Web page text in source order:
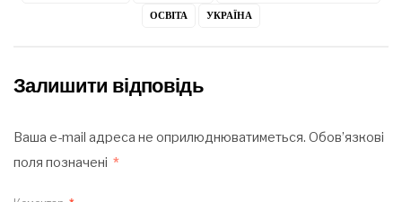
ОСВІТА
УКРАЇНА
Залишити відповідь
Ваша e-mail адреса не оприлюднюватиметься. Обов’язкові
поля позначені *